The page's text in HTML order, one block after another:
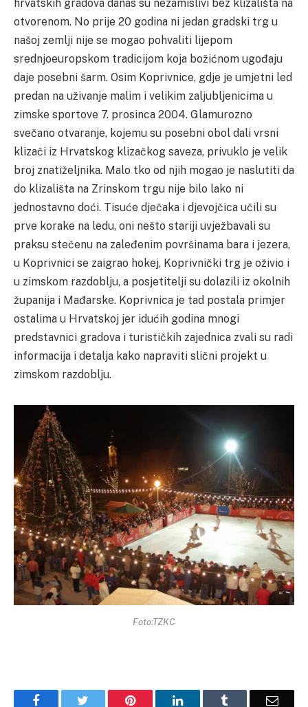
hrvatskih gradova danas su nezamislivi bez klizališta na
otvorenom. No prije 20 godina ni jedan gradski trg u
našoj zemlji nije se mogao pohvaliti lijepom
srednjoeuropskom tradicijom koja božićnom ugođaju
daje posebni šarm. Osim Koprivnice, gdje je umjetni led
predan na uživanje malim i velikim zaljubljenicima u
zimske sportove 7. prosinca 2004. Glamurozno
svečano otvaranje, kojemu su posebni obol dali vrsni
klizači iz Hrvatskog klizačkog saveza, privuklo je velik
broj znatiželjnika. Malo tko od njih mogao je naslutiti da
do klizališta na Zrinskom trgu nije bilo lako ni
jednostavno doći. Tisuće dječaka i djevojčica učili su
prve korake na ledu, oni nešto stariji uvježbavali su
praksu stečenu na zaleđenim površinama bara i jezera,
u Koprivnici se zaigrao hokej, Koprivnički trg je oživio i
u zimskom razdoblju, a posjetitelji su dolazili iz okolnih
županija i Mađarske. Koprivnica je tad postala primjer
ostalima u Hrvatskoj jer idućih godina mnogi
predstavnici gradova i turističkih zajednica zvali su radi
informacija i detalja kako napraviti slični projekt u
zimskom razdoblju.
Foto:TZKC
Facebook Pinterest LinkedIn Email